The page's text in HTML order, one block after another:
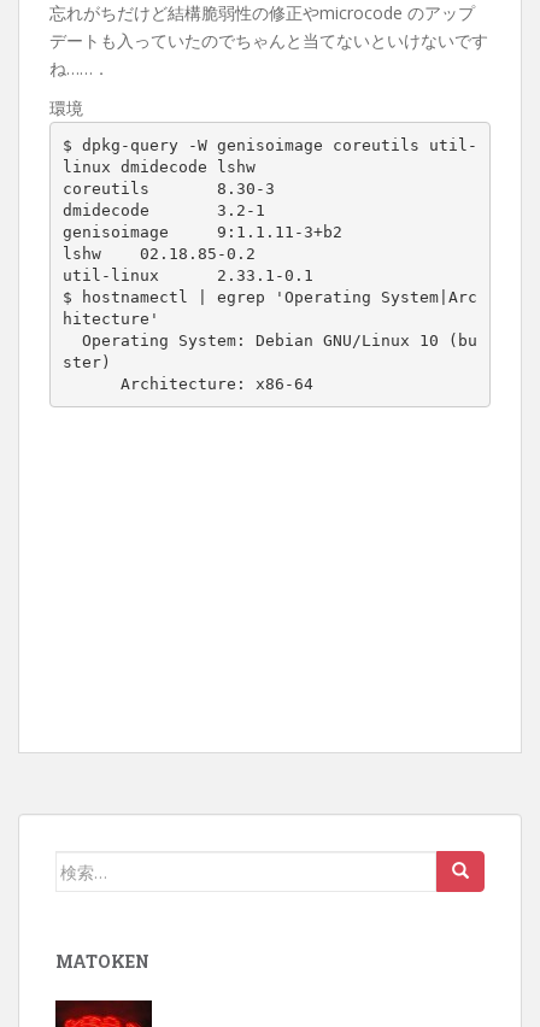
忘れがちだけど結構脆弱性の修正やmicrocode のアップ
デートも入っていたのでちゃんと当てないといけないです
ね……．
環境
$ dpkg-query -W genisoimage coreutils util-
linux dmidecode lshw
coreutils       8.30-3
dmidecode       3.2-1
genisoimage     9:1.1.11-3+b2
lshw    02.18.85-0.2
util-linux      2.33.1-0.1
$ hostnamectl | egrep 'Operating System|Arc
hitecture'
ster)
      Architecture: x86-64
検
MATOKEN